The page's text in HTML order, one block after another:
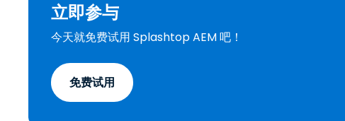
立即参与
今天就免费试用 Splashtop AEM 吧！
免费试用